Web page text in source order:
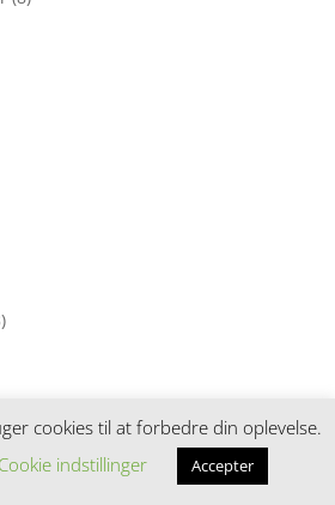
cookies til at forbedre din oplevelse.
Cookie indstillinger Accepter